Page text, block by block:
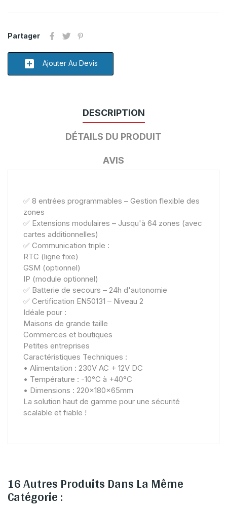
Partager
add_box Ajouter Au Devis
DESCRIPTION
DÉTAILS DU PRODUIT
AVIS
✅ 8 entrées programmables – Gestion flexible des
zones
✅ Extensions modulaires – Jusqu'à 64 zones (avec
cartes additionnelles)
✅ Communication triple :
RTC (ligne fixe)
GSM (optionnel)
IP (module optionnel)
✅ Batterie de secours – 24h d'autonomie
✅ Certification EN50131 – Niveau 2
Idéale pour :
Maisons de grande taille
Commerces et boutiques
Petites entreprises
Caractéristiques Techniques :
• Alimentation : 230V AC + 12V DC
• Température : -10°C à +40°C
• Dimensions : 220x180x65mm
La solution haut de gamme pour une sécurité
scalable et fiable !
16 Autres Produits Dans La Même
Catégorie :